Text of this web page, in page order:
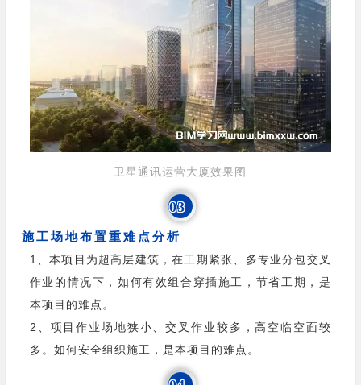
卫星通讯运营大厦效果图
03
施工场地布置重难点分析
1、本项目为超高层建筑，在工期紧张、多专业分包交叉
作业的情况下，如何有效组合穿插施工，节省工期，是
本项目的难点。
2、项目作业场地狭小、交叉作业较多，高空临空面较
多。如何安全组织施工，是本项目的难点。